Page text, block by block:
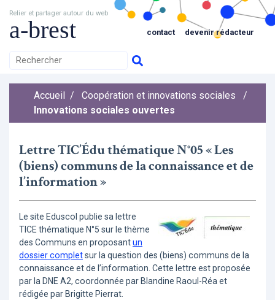
Relier et partager autour du web
a-brest contact devenir rédacteur
Accueil / Coopération et innovations sociales
/
Innovations sociales ouvertes
Lettre TIC’Édu thématique N°05 « Les
(biens) communs de la connaissance et de
l’information »
Le site Eduscol publie sa lettre
TICE thématique N°5 sur le thème
des Communs en proposantun
dossier completsur la question des (biens) communs de la
connaissance et de l’information. Cette lettre est proposée
par la DNE A2, coordonnée par Blandine Raoul-Réa et
rédigée par Brigitte Pierrat.